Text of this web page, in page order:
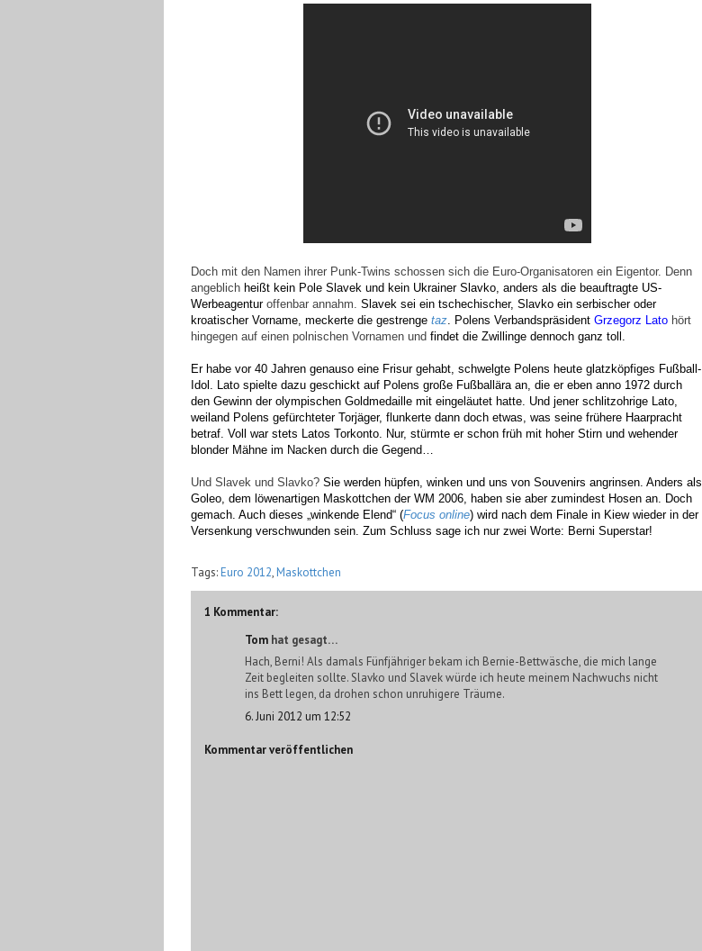
Doch mit den Namen ihrer Punk-Twins schossen sich die Euro-Organisatoren ein Eigentor. Denn
angeblich heißt kein Pole Slavek und kein Ukrainer Slavko, anders als die beauftragte US-
Werbeagentur offenbar annahm. Slavek sei ein tschechischer, Slavko ein serbischer oder
kroatischer Vorname, meckerte die gestrenge taz. Polens Verbandspräsident Grzegorz Lato hört
hingegen auf einen polnischen Vornamen und findet die Zwillinge dennoch ganz toll.
Er habe vor 40 Jahren genauso eine Frisur gehabt, schwelgte Polens heute glatzköpfiges Fußball-
Idol. Lato spielte dazu geschickt auf Polens große Fußballära an, die er eben anno 1972 durch
den Gewinn der olympischen Goldmedaille mit eingeläutet hatte. Und jener schlitzohrige Lato,
weiland Polens gefürchteter Torjäger, flunkerte dann doch etwas, was seine frühere Haarpracht
betraf. Voll war stets Latos Torkonto. Nur, stürmte er schon früh mit hoher Stirn und wehender
blonder Mähne im Nacken durch die Gegend…
Und Slavek und Slavko? Sie werden hüpfen, winken und uns von Souvenirs angrinsen. Anders als
Goleo, dem löwenartigen Maskottchen der WM 2006, haben sie aber zumindest Hosen an. Doch
gemach. Auch dieses „winkende Elend“ (Focus online) wird nach dem Finale in Kiew wieder in der
Versenkung verschwunden sein. Zum Schluss sage ich nur zwei Worte: Berni Superstar!
Tags:Euro 2012,Maskottchen
1 Kommentar:
Tom hat gesagt…
Hach, Berni! Als damals Fünfjähriger bekam ich Bernie-Bettwäsche, die mich lange
Zeit begleiten sollte. Slavko und Slavek würde ich heute meinem Nachwuchs nicht
ins Bett legen, da drohen schon unruhigere Träume.
6. Juni 2012 um 12:52
Kommentar veröffentlichen